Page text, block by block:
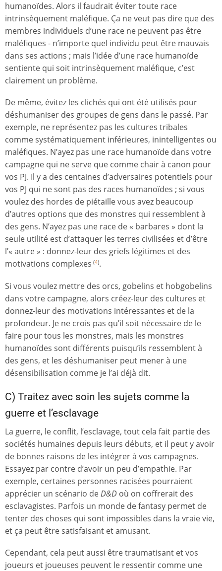
humanoïdes. Alors il faudrait éviter toute race
intrinsèquement maléfique. Ça ne veut pas dire que des
membres individuels d’une race ne peuvent pas être
maléfiques - n’importe quel individu peut être mauvais
dans ses actions ; mais l’idée d’une race humanoïde
sentiente qui soit intrinsèquement maléfique, c’est
clairement un problème.
De même, évitez les clichés qui ont été utilisés pour
déshumaniser des groupes de gens dans le passé. Par
exemple, ne représentez pas les cultures tribales
comme systématiquement inférieures, inintelligentes ou
maléfiques. N’ayez pas une race humanoïde dans votre
campagne qui ne serve que comme chair à canon pour
vos PJ. Il y a des centaines d’adversaires potentiels pour
vos PJ qui ne sont pas des races humanoïdes ; si vous
voulez des hordes de piétaille vous avez beaucoup
d’autres options que des monstres qui ressemblent à
des gens. N’ayez pas une race de « barbares » dont la
seule utilité est d’attaquer les terres civilisées et d’être
l’« autre » : donnez-leur des griefs légitimes et des
motivations complexes (4).
Si vous voulez mettre des orcs, gobelins et hobgobelins
dans votre campagne, alors créez-leur des cultures et
donnez-leur des motivations intéressantes et de la
profondeur. Je ne crois pas qu’il soit nécessaire de le
faire pour tous les monstres, mais les monstres
humanoïdes sont différents puisqu’ils ressemblent à
des gens, et les déshumaniser peut mener à une
désensibilisation comme je l’ai déjà dit.
C) Traitez avec soin les sujets comme la
guerre et l’esclavage
La guerre, le conflit, l’esclavage, tout cela fait partie des
sociétés humaines depuis leurs débuts, et il peut y avoir
de bonnes raisons de les intégrer à vos campagnes.
Essayez par contre d’avoir un peu d’empathie. Par
exemple, certaines personnes racisées pourraient
apprécier un scénario deD&D où on coffrerait des
esclavagistes. Parfois un monde de fantasy permet de
tenter des choses qui sont impossibles dans la vraie vie,
et ça peut être satisfaisant et amusant.
Cependant, cela peut aussi être traumatisant et vos
joueurs et joueuses peuvent le ressentir comme une